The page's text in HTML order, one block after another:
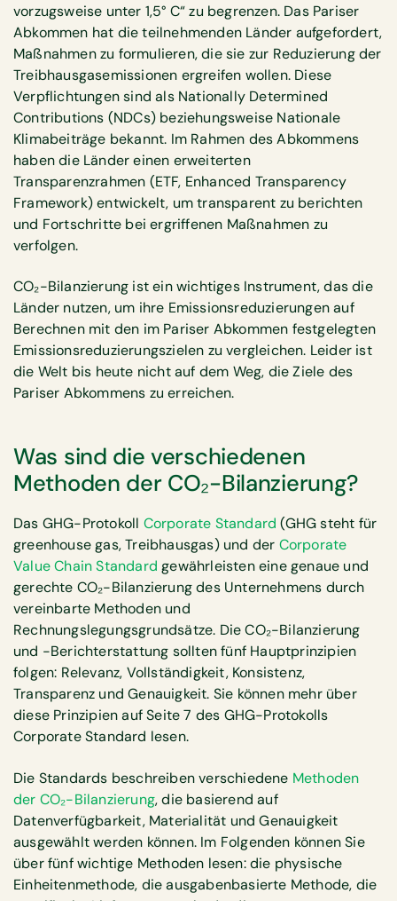
vorzugsweise unter 1,5° C“ zu begrenzen. Das Pariser
Abkommen hat die teilnehmenden Länder aufgefordert,
Maßnahmen zu formulieren, die sie zur Reduzierung der
Treibhausgasemissionen ergreifen wollen. Diese
Verpflichtungen sind als Nationally Determined
Contributions (NDCs) beziehungsweise Nationale
Klimabeiträge bekannt. Im Rahmen des Abkommens
haben die Länder einen erweiterten
Transparenzrahmen (ETF, Enhanced Transparency
Framework) entwickelt, um transparent zu berichten
und Fortschritte bei ergriffenen Maßnahmen zu
verfolgen.
CO₂-Bilanzierung ist ein wichtiges Instrument, das die
Länder nutzen, um ihre Emissionsreduzierungen auf
Berechnen mit den im Pariser Abkommen festgelegten
Emissionsreduzierungszielen zu vergleichen. Leider ist
die Welt bis heute nicht auf dem Weg, die Ziele des
Pariser Abkommens zu erreichen.
Was sind die verschiedenen
Methoden der CO₂-Bilanzierung?
Das GHG-Protokoll Corporate Standard (GHG steht für
greenhouse gas, Treibhausgas) und der Corporate
Value Chain Standard gewährleisten eine genaue und
gerechte CO₂-Bilanzierung des Unternehmens durch
vereinbarte Methoden und
Rechnungslegungsgrundsätze. Die CO₂-Bilanzierung
und -Berichterstattung sollten fünf Hauptprinzipien
folgen: Relevanz, Vollständigkeit, Konsistenz,
Transparenz und Genauigkeit. Sie können mehr über
diese Prinzipien auf Seite 7 des GHG-Protokolls
Corporate Standard lesen.
Die Standards beschreiben verschiedene Methoden
der CO₂-Bilanzierung, die basierend auf
Datenverfügbarkeit, Materialität und Genauigkeit
ausgewählt werden können. Im Folgenden können Sie
über fünf wichtige Methoden lesen: die physische
Einheitenmethode, die ausgabenbasierte Methode, die